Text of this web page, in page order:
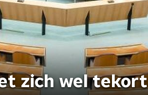
zich wel tekort